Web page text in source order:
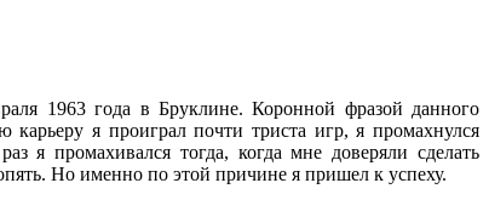
1963 года в Бруклине. Коронной фразой данного
карьеру я проиграл почти триста игр, я промахнулся
я промахивался тогда, когда мне доверяли сделать
Но именно по этой причине я пришел к успеху.